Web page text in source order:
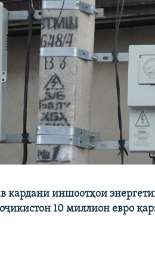
кардани иншоотҳои
10 миллион евро